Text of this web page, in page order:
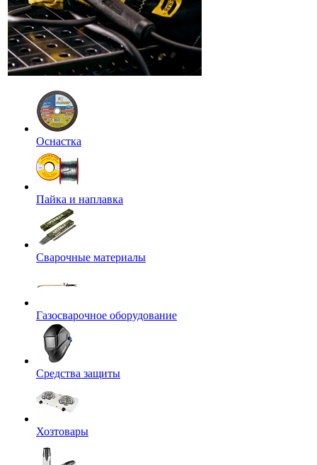
Оснастка
Пайка и наплавка
Сварочные материалы
Газосварочное оборудование
Средства защиты
Хозтовары